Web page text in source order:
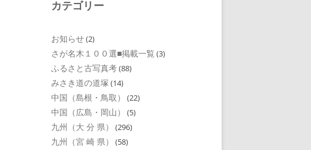
カテゴリー
お知らせ(2)
さが名木１００選■掲載一覧 (3)
ふるさと古写真考(88)
みさき道の道塚 (14)
中国（島根・鳥取） (22)
中国（広島・岡山） (5)
九州（大 分 県） (296)
九州（宮 崎 県） (58)